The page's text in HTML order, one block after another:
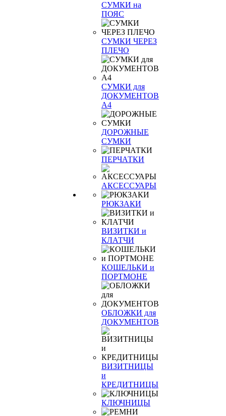
СУМКИ на
ПОЯС
СУМКИ ЧЕРЕЗ
ПЛЕЧО
СУМКИ для
ДОКУМЕНТОВ
А4
ДОРОЖНЫЕ
СУМКИ
ПЕРЧАТКИ
АКСЕССУАРЫ
РЮКЗАКИ
ВИЗИТКИ и
КЛАТЧИ
КОШЕЛЬКИ и
ПОРТМОНЕ
ОБЛОЖКИ для
ДОКУМЕНТОВ
ВИЗИТНИЦЫ
и
КРЕДИТНИЦЫ
КЛЮЧНИЦЫ